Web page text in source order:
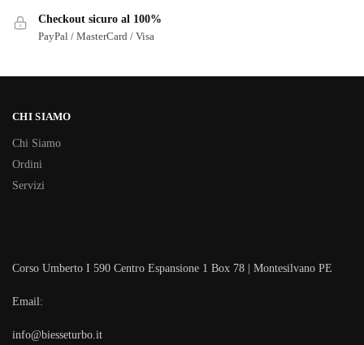
Checkout sicuro al 100%
PayPal / MasterCard / Visa
CHI SIAMO
Chi Siamo
Ordini
Servizi
Corso Umberto I 590 Centro Espansione 1 Box 78 | Montesilvano PE
Email:
info@biesseturbo.it